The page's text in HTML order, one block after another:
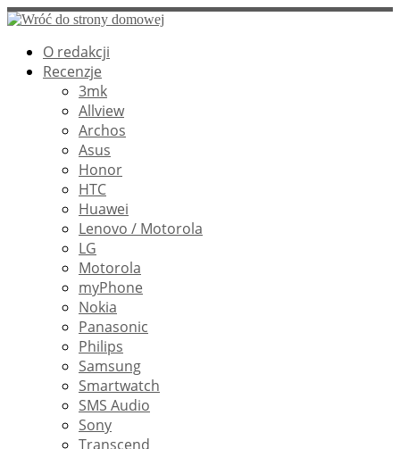
Przejdź
treściO redakcji
Recenzje
3mk
Allview
Archos
Asus
Honor
HTC
Huawei
Lenovo / Motorola
LG
Motorola
myPhone
Nokia
Panasonic
Philips
Samsung
Smartwatch
SMS Audio
Sony
Transcend